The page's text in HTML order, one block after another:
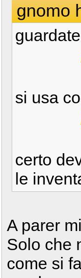
gnomo
si usa
certo
le
A parer
Solo che
come si